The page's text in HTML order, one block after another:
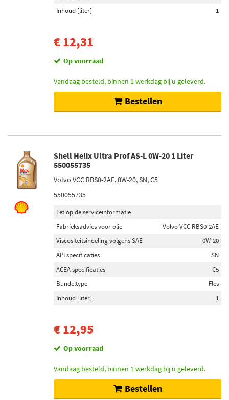
Inhoud [liter]
1
€ 12,31
Op voorraad
Vandaag besteld, binnen 1 werkdag bij u geleverd.
Bestellen
Shell Helix Ultra Prof AS-L 0W-20 1 Liter
550055735
Volvo VCC RBS0-2AE, 0W-20, SN, C5
550055735
Let op de serviceinformatie
Fabrieksadvies voor olie
Volvo VCC RBS0-2AE
Viscositeitsindeling volgens SAE
0W-20
API specificaties
SN
ACEA specificaties
C5
Bundeltype
Fles
Inhoud [liter]
1
€ 12,95
Op voorraad
Vandaag besteld, binnen 1 werkdag bij u geleverd.
Bestellen